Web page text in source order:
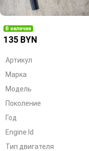
В наличии
135 BYN
Артикул
Марка
Модель
Поколение
Год
Engine Id
Тип двигателя